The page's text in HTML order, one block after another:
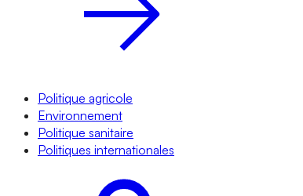
Politique agricole
Environnement
Politique sanitaire
Politiques internationales